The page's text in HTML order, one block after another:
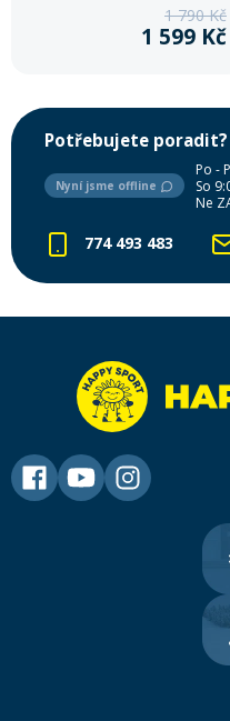
1 790 Kč
1 599 Kč
Potřebujete poradit?
Nyní jsme offline
Po -
So
Ne
774 493 483